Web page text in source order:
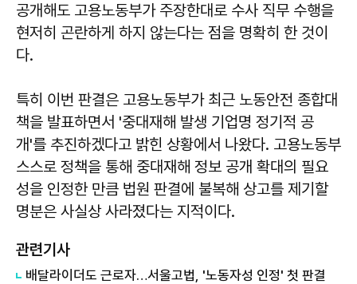
공개해도 고용노동부가 주장한대로 수사 직무 수행을
현저히 곤란하게 하지 않는다는 점을 명확히 한 것이
다.
특히 이번 판결은 고용노동부가 최근 노동안전 종합대
책을 발표하면서 '중대재해 발생 기업명 정기적 공
개'를 추진하겠다고 밝힌 상황에서 나왔다. 고용노동부
스스로 정책을 통해 중대재해 정보 공개 확대의 필요
성을 인정한 만큼 법원 판결에 불복해 상고를 제기할
명분은 사실상 사라졌다는 지적이다.
관련기사
배달라이더도 근로자…서울고법, '노동자성 인정' 첫 판결